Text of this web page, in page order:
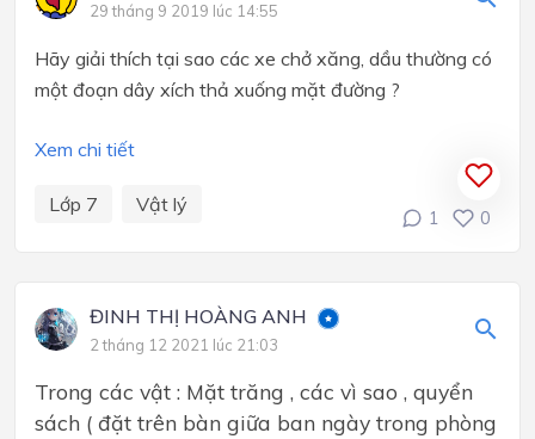
29 tháng 9 2019 lúc 14:55
Hãy giải thích tại sao các xe chở xăng, dầu thường có
một đoạn dây xích thả xuống mặt đường ?
Xem chi tiết
Lớp 7 Vật lý
1 0
ĐINH THỊ HOÀNG ANH
2 tháng 12 2021 lúc 21:03
Trong các vật : Mặt trăng , các vì sao , quyển
sách ( đặt trên bàn giữa ban ngày trong phòng